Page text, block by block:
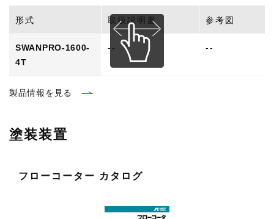
形式 取扱説明書 参考図
SWANPRO-1600-
4T
-- --
製品情報を見る
塗装装置
フローコーター カタログ